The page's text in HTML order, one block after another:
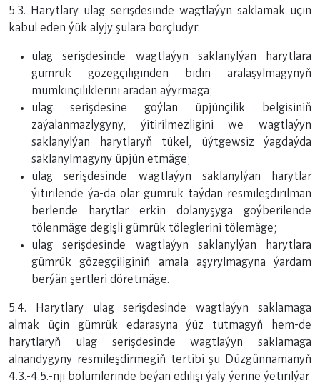
5.3. Harytlary ulag serişdesinde wagtlaýyn saklamak üçin
kabul eden ýük alyjy şulara borçludyr:
ulag serişdesinde wagtlaýyn saklanylýan harytlara
gümrük gözegçiliginden bidin aralaşylmagynyň
mümkinçiliklerini aradan aýyrmaga;
ulag serişdesine goýlan üpjünçilik belgisiniň
zaýalanmazlygyny, ýitirilmezligini we wagtlaýyn
saklanylýan harytlaryň tükel, üýtgewsiz ýagdaýda
saklanylmagyny üpjün etmäge;
ulag serişdesinde wagtlaýyn saklanylýan harytlar
ýitirilende ýa-da olar gümrük taýdan resmileşdirilmän
berlende harytlar erkin dolanyşyga goýberilende
tölenmäge degişli gümrük töleglerini tölemäge;
ulag serişdesinde wagtlaýyn saklanylýan harytlara
gümrük gözegçiliginiň amala aşyrylmagyna ýardam
berýän şertleri döretmäge.
5.4. Harytlary ulag serişdesinde wagtlaýyn saklamaga
almak üçin gümrük edarasyna ýüz tutmagyň hem-de
harytlaryň ulag serişdesinde wagtlaýyn saklamaga
alnandygyny resmileşdirmegiň tertibi şu Düzgünnamanyň
4.3.-4.5.-nji bölümlerinde beýan edilişi ýaly ýerine ýetirilýär.